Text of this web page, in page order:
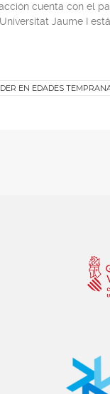
cuenta con el
Jaume I
EN EDADES